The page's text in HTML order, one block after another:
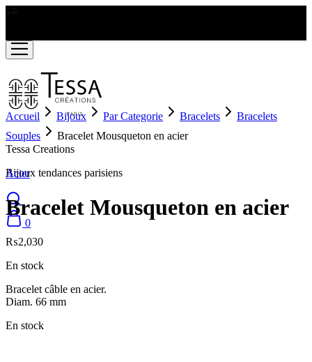
Tessa Creations
Bijoux tendances parisiens
0
Accueil Bijoux Par Categorie Bracelets
Bracelets
Souples
Bracelet Mousqueton en acier
Acier
Bracelet Mousqueton en acier
₨2,030
En stock
Bracelet câble en acier.
Diam. 66 mm
En stock